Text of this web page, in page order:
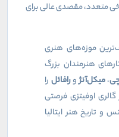
متعدد، مقصدی عالی برای
موزه‌های هنری
هنرمندان بزرگ
،میکل‌آنژورافائل را
اوفیتزی فرصتی
و تاریخ هنر ایتالیا